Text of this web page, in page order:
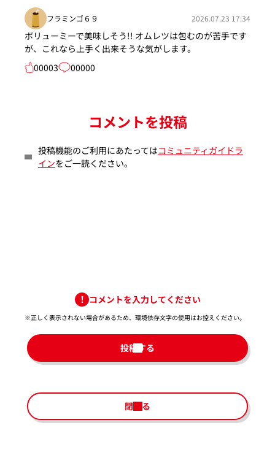
フラミンゴ６９ 2026.07.23 17:34
ボリューミーで美味しそう!! オムレツは包むのが苦手です
が、これなら上手く出来そうな気がします。
00003
00000
コメントを投稿
投稿機能のご利用にあたってはコミュニティガイドラ
インをご一読ください。
コメントを入力してください
※正しく表示されない場合があるため、環境依存文字の使用はお控えください。​
投稿する
閉じる